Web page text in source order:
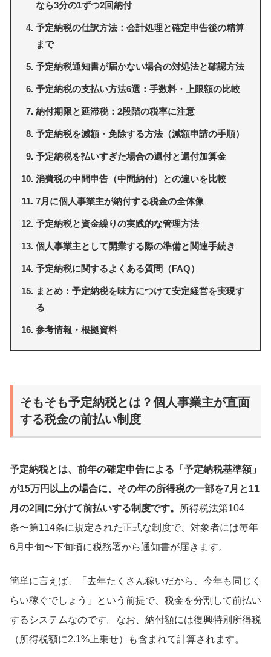
なら3分の1ずつ2回納付
予定納税の仕訳方法：会計処理と確定申告後の精算
まで
予定納税通知書が届かない場合の対処法と確認方法
予定納税の支払い方法6選：手数料・上限額の比較
納付期限と延滞税：2段階の税率に注意
予定納税を減額・免除する方法（減額申請の手順）
予定納税を払いすぎた場合の還付と還付加算金
消費税の中間申告（中間納付）との違いを比較
7月に個人事業主が納付する税金の全体像
予定納税と資金繰りの実践的な管理方法
個人事業主として開業する際の準備と関連手続き
予定納税に関するよくある質問（FAQ）
まとめ：予定納税を味方につけて安定経営を実現す
る
参考情報・根拠資料
そもそも予定納税とは？個人事業主が直面
する税金の前払い制度
予定納税とは、前年の確定申告による「予定納税基準額」
が15万円以上の場合に、その年の所得税の一部を7月と11
月の2回に分けて前払いする制度です。
所得税法第104
条〜第114条に規定された正式な制度で、対象者には毎年
6月中旬〜下旬頃に税務署から通知書が届きます。
簡単に言えば、「去年たくさん稼いだから、今年も同じく
らい稼ぐでしょう」という前提で、税金を分割して前払い
するシステムなのです。なお、納付額には復興特別所得税
（所得税額に2.1%上乗せ）も含まれて計算されます。